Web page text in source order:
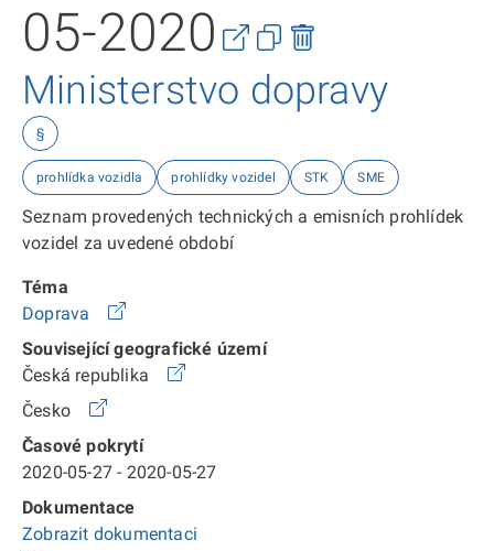
05-2020
Ministerstvo dopravy
§
prohlídka vozidla prohlídky vozidel STK SME
Seznam provedených technických a emisních prohlídek
vozidel za uvedené období
Téma
Doprava
Související geografické území
Česká republika
Česko
Časové pokrytí
2020-05-27 - 2020-05-27
Dokumentace
Zobrazit dokumentaci